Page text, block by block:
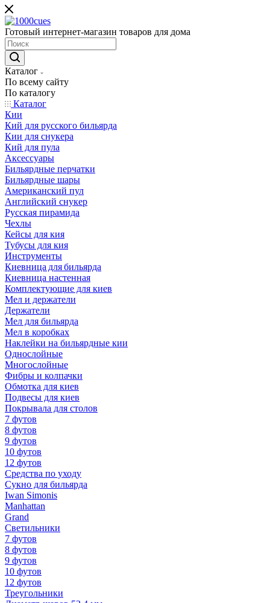
Готовый интернет-магазин товаров для дома
Каталог
По всему сайту
По каталогу
Каталог
Кии
Кий для русского бильярда
Кии для снукера
Кий для пула
Аксессуары
Бильярдные перчатки
Бильярдные шары
Американский пул
Английский снукер
Русская пирамида
Чехлы
Кейсы для кия
Тубусы для кия
Инструменты
Киевница для бильярда
Киевница настенная
Комплектующие для киев
Мел и держатели
Держатели
Мел для бильярда
Мел в коробках
Наклейки на бильярдные кии
Однослойные
Многослойные
Фибры и колпачки
Обмотка для киев
Подвесы для киев
Покрывала для столов
7 футов
8 футов
9 футов
10 футов
12 футов
Средства по уходу
Сукно для бильярда
Iwan Simonis
Manhattan
Grand
Светильники
7 футов
8 футов
9 футов
10 футов
12 футов
Треугольники